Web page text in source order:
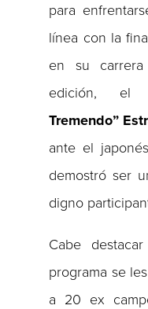
para
línea con la
en su
edición, el
Tremendo”
ante el japonés
demostró ser
digno
Cabe
programa se
a 20 ex